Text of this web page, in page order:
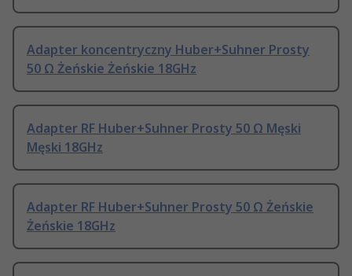
Adapter koncentryczny Huber+Suhner Prosty
50 Ω Żeńskie Żeńskie 18GHz
Adapter RF Huber+Suhner Prosty 50 Ω Męski
Męski 18GHz
Adapter RF Huber+Suhner Prosty 50 Ω Żeńskie
Żeńskie 18GHz